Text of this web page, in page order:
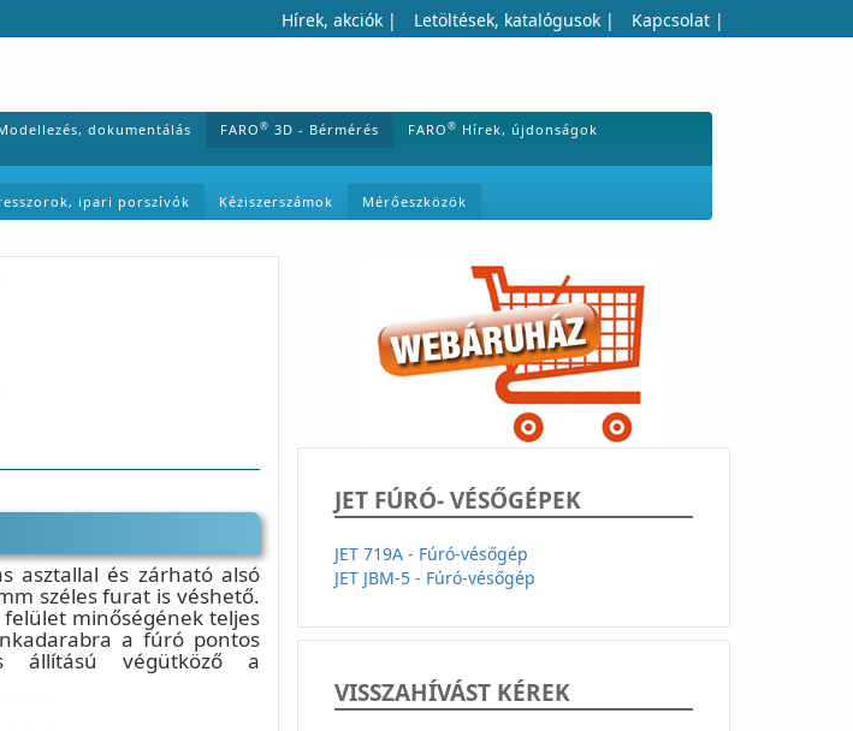
Hírek, akciók | Letöltések, katalógusok | Kapcsolat |
dokumentálás FARO® 3D - Bérmérés FARO® Hírek, újdonságok
ipari porszívók Kéziszerszámok Mérőeszközök
asztallal és zárható alsó
széles furat is véshető.
minőségének teljes
a fúró pontos
állítású végütköző a
JET FÚRÓ- VÉSŐGÉPEK
JET 719A - Fúró-vésőgép
JET JBM-5 - Fúró-vésőgép
VISSZAHÍVÁST KÉREK